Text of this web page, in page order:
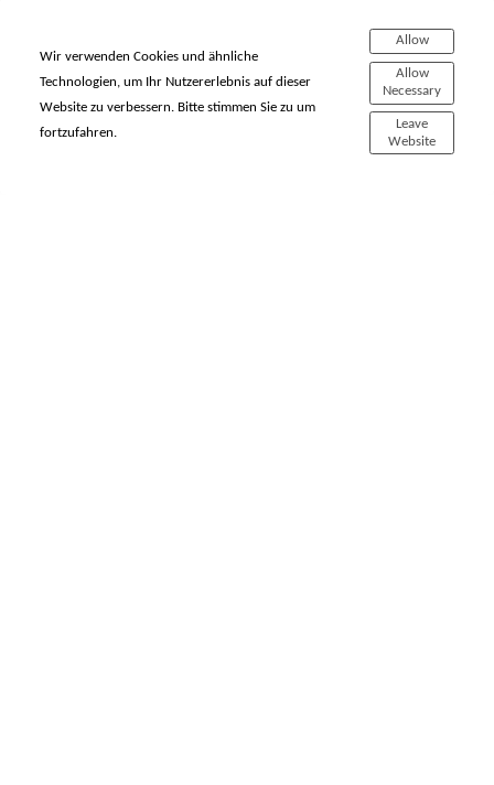
© Reiner Hausleitner Photographie. Alle Rechte vorbehalten
Wir verwenden Cookies und ähnliche
Technologien, um Ihr Nutzererlebnis auf dieser
Website zu verbessern. Bitte stimmen Sie zu um
fortzufahren.
Allow
Allow
Necessary
Leave
Website